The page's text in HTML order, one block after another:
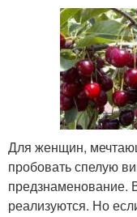
Для женщин,
пробовать спелую
предзнаменование.
реализуются. Но